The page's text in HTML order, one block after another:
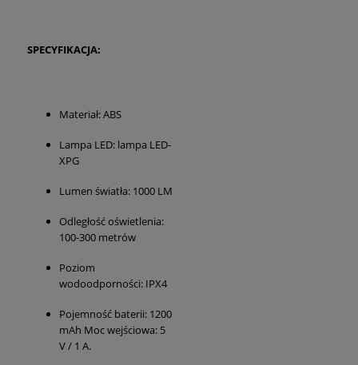
SPECYFIKACJA:
Materiał: ABS
Lampa LED: lampa LED-
XPG
Lumen światła: 1000 LM
Odległość oświetlenia:
100-300 metrów
Poziom
wodoodporności: IPX4
Pojemność baterii: 1200
mAh Moc wejściowa: 5
V / 1 A.